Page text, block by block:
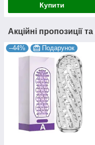
Купити
Акційні пропозиції
–44% Подарунок